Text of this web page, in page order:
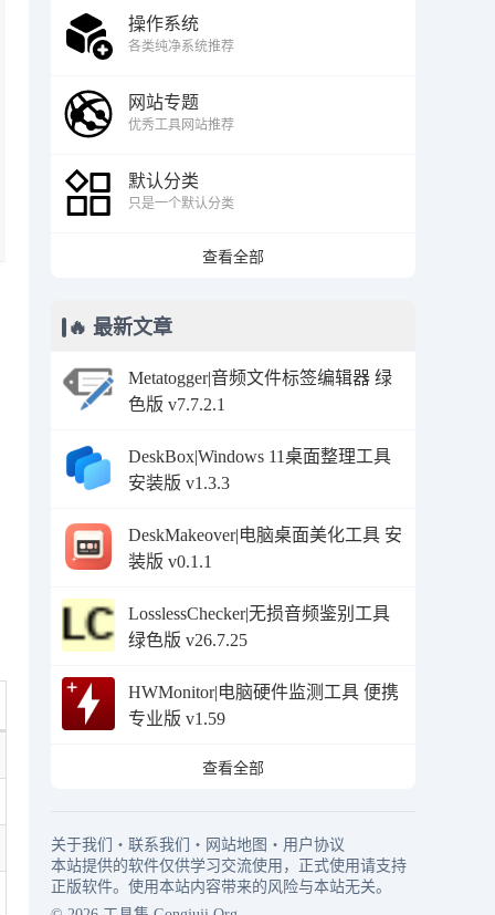
操作系统
各类纯净系统推荐
网站专题
优秀工具网站推荐
默认分类
只是一个默认分类
查看全部
🔥 最新文章
Metatogger|音频文件标签编辑器 绿
色版 v7.7.2.1
DeskBox|Windows 11桌面整理工具
安装版 v1.3.3
DeskMakeover|电脑桌面美化工具 安
装版 v0.1.1
LosslessChecker|无损音频鉴别工具
绿色版 v26.7.25
HWMonitor|电脑硬件监测工具 便携
专业版 v1.59
查看全部
关于我们 ・ 联系我们 ・ 网站地图 ・ 用户协议
本站提供的软件仅供学习交流使用，正式使用请支持
正版软件。使用本站内容带来的风险与本站无关。